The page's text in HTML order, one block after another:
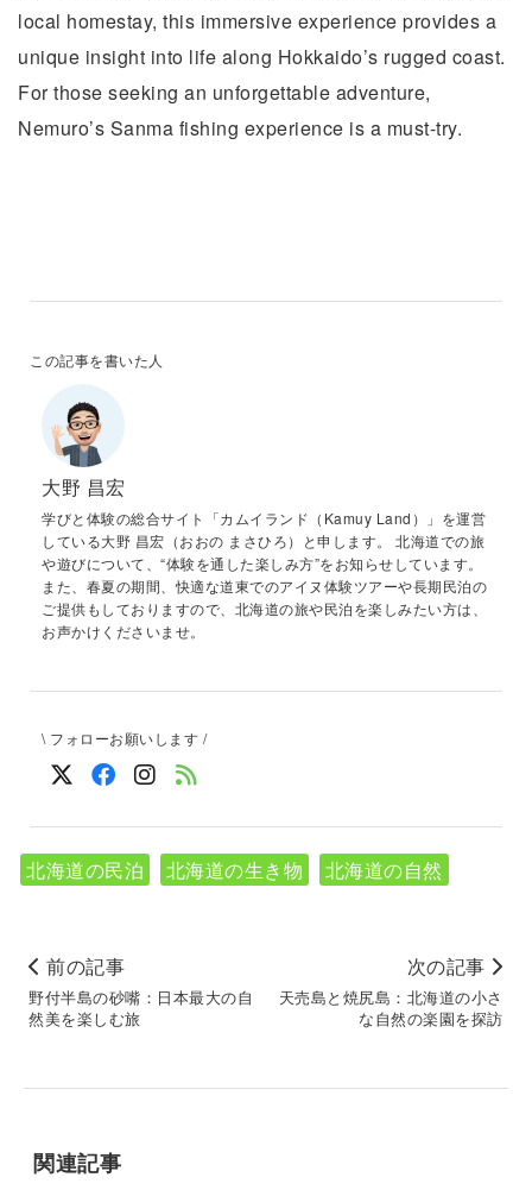
local homestay, this immersive experience provides a
unique insight into life along Hokkaido’s rugged coast.
For those seeking an unforgettable adventure,
Nemuro’s Sanma fishing experience is a must-try.
この記事を書いた人
大野 昌宏
学びと体験の総合サイト「カムイランド（Kamuy Land）」を運営
している大野 昌宏（おおの まさひろ）と申します。 北海道での旅
や遊びについて、“体験を通した楽しみ方”をお知らせしています。
また、春夏の期間、快適な道東でのアイヌ体験ツアーや長期民泊の
ご提供もしておりますので、北海道の旅や民泊を楽しみたい方は、
お声かけくださいませ。
\ フォローお願いします /
北海道の民泊 北海道の生き物 北海道の自然
前の記事
野付半島の砂嘴：日本最大の自
然美を楽しむ旅
次の記事
天売島と焼尻島：北海道の小さ
な自然の楽園を探訪
関連記事